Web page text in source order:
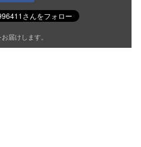
届けします。